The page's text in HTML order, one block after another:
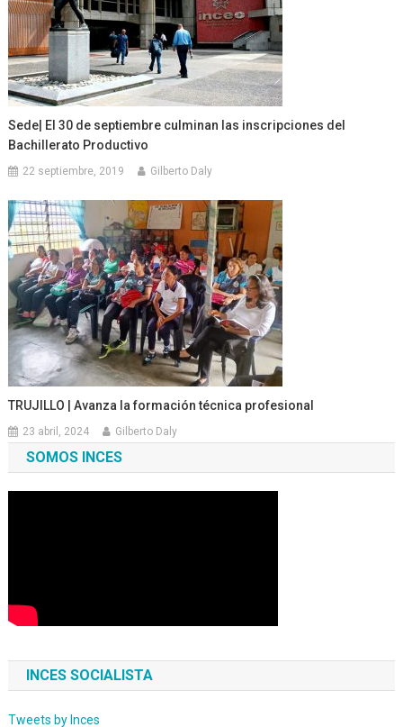
Sede| El 30 de septiembre culminan las inscripciones del
Bachillerato Productivo
22 septiembre, 2019 Gilberto Daly
TRUJILLO | Avanza la formación técnica profesional
23 abril, 2024 Gilberto Daly
SOMOS INCES
INCES SOCIALISTA
Tweets by Inces